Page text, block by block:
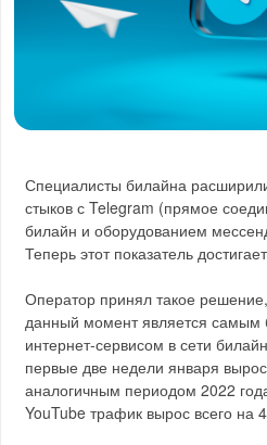
Специалисты билайна
стыков с Telegram (прямое
билайн и оборудованием
Теперь этот показатель
Оператор принял такое
данный момент является самым
интернет-сервисом в сети
первые две недели января
аналогичным периодом 2022
YouTube трафик вырос всего на